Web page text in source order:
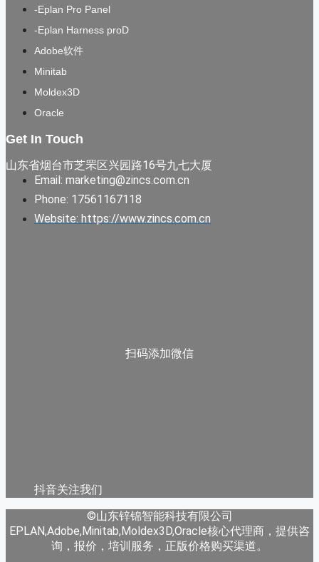
-Eplan Pro Panel
-Eplan Harness proD
Adobe软件
Minitab
Moldex3D
Oracle
Get In Touch
山东省烟台市芝罘区兴园路16号九七大厦
Email: marketing@zincs.com.cn
Phone: 17561167118
Website: https://www.zincs.com.cn
扫码添加微信
抖音关注我们
©山东锌锦智能科技有限公司
EPLAN,Adobe,Minitab,Moldex3D,Oracle核心代理商，提供咨
询，报价，培训服务，正版价格购买渠道。